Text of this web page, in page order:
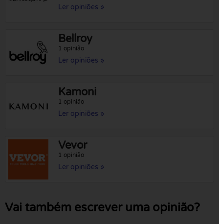
Ler opiniões »
Bellroy
1 opinião
Ler opiniões »
Kamoni
1 opinião
Ler opiniões »
Vevor
1 opinião
Ler opiniões »
Vai também escrever uma opinião?